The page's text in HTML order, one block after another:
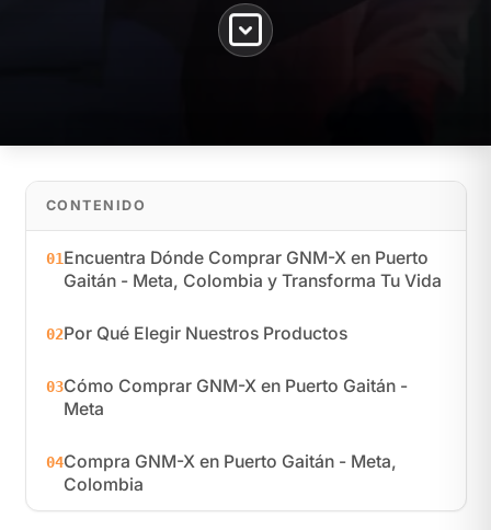
CONTENIDO
01Encuentra Dónde Comprar GNM-X en Puerto
Gaitán - Meta, Colombia y Transforma Tu Vida
02Por Qué Elegir Nuestros Productos
03Cómo Comprar GNM-X en Puerto Gaitán -
Meta
04Compra GNM-X en Puerto Gaitán - Meta,
Colombia